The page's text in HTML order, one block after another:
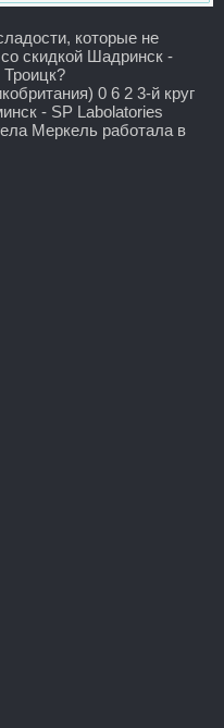
которые не
скидкой Шадринск -
0 6 2 3-й круг
- SP Labolatories
Меркель работала в